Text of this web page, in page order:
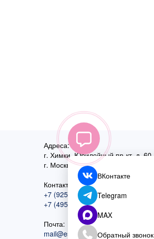
Адреса:
г. Химки, Юбилейный пр-кт, д. 60
г. Москва,ул. Перовская, д. 59
Контактный номер:
+7 (925) 585-74-27
+7 (495) 970-44-75
Почта:
mail@esta-fiesta.ru
ВКонтакте
Telegram
MAX
Обратный звонок